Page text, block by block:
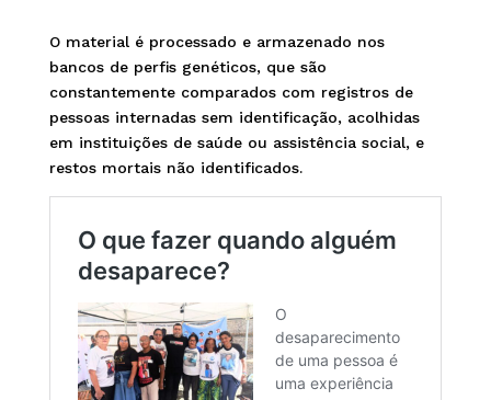
O material é processado e armazenado nos
bancos de perfis genéticos, que são
constantemente comparados com registros de
pessoas internadas sem identificação, acolhidas
em instituições de saúde ou assistência social, e
restos mortais não identificados.